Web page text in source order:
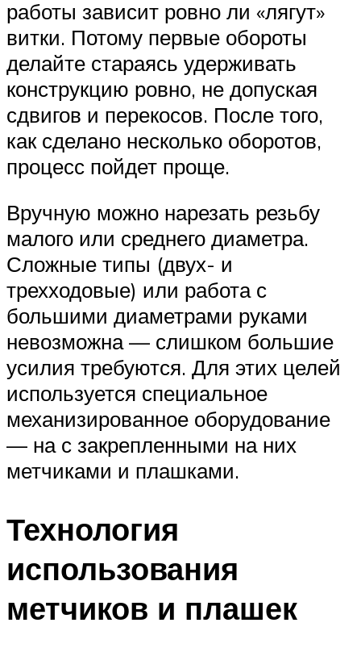
работы зависит ровно ли «лягут»
витки. Потому первые обороты
делайте стараясь удерживать
конструкцию ровно, не допуская
сдвигов и перекосов. После того,
как сделано несколько оборотов,
процесс пойдет проще.
Вручную можно нарезать резьбу
малого или среднего диаметра.
Сложные типы (двух- и
трехходовые) или работа с
большими диаметрами руками
невозможна — слишком большие
усилия требуются. Для этих целей
используется специальное
механизированное оборудование
— на с закрепленными на них
метчиками и плашками.
Технология
использования
метчиков и плашек